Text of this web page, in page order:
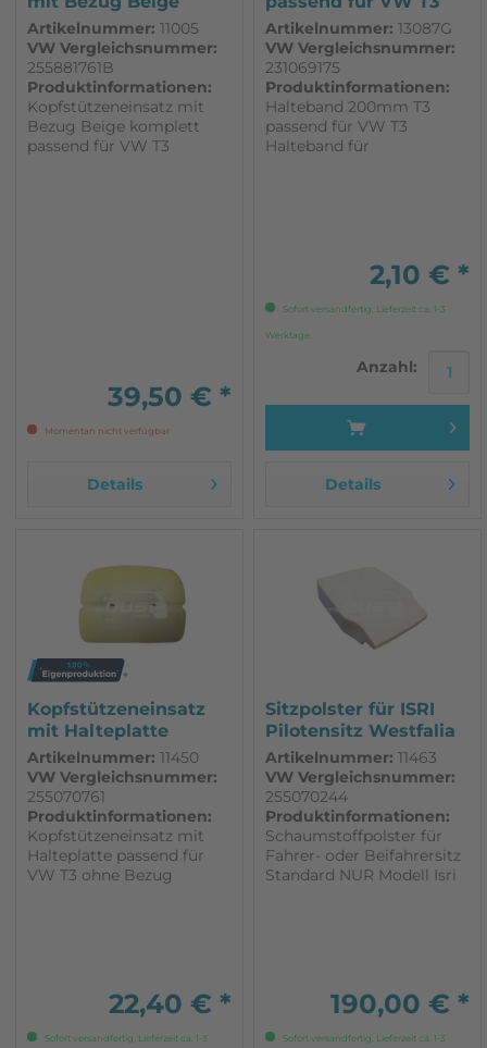
komplett...
Artikelnummer: 11005
VW Vergleichsnummer:
255881761B
Produktinformationen:
Kopfstützeneinsatz mit
Bezug Beige komplett
passend für VW T3
39,50 € *
Momentan nicht verfügbar
Details
Artikelnummer: 13087G
VW Vergleichsnummer:
231069175
Produktinformationen:
Halteband 200mm T3
passend für VW T3
Halteband für
2,10 € *
Sofort versandfertig, Lieferzeit ca. 1-3
Werktage
Anzahl:
Details
Kopfstützeneinsatz
mit Halteplatte
passend für...
Artikelnummer: 11450
VW Vergleichsnummer:
255070761
Produktinformationen:
Kopfstützeneinsatz mit
Halteplatte passend für
VW T3 ohne Bezug
22,40 € *
Sofort versandfertig, Lieferzeit ca. 1-3
Sitzpolster für ISRI
Pilotensitz Westfalia
Artikelnummer: 11463
VW Vergleichsnummer:
255070244
Produktinformationen:
Schaumstoffpolster für
Fahrer- oder Beifahrersitz
Standard NUR Modell Isri
190,00 € *
Sofort versandfertig, Lieferzeit ca. 1-3